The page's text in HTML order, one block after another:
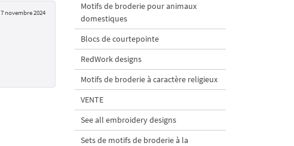
7 novembre 2024
Motifs de broderie pour animaux
domestiques
Blocs de courtepointe
RedWork designs
Motifs de broderie à caractère religieux
VENTE
See all embroidery designs
Sets de motifs de broderie à la